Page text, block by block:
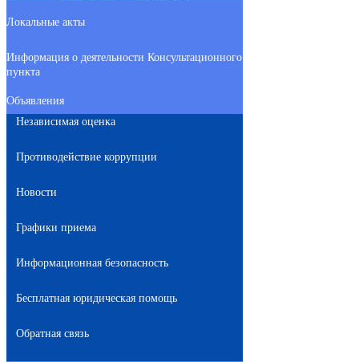
Локальные акты
Информация о деятельности Консультационного
пункта
Объявления
Независимая оценка
Противодействие коррупции
Новости
Графики приема
Информационная безопасность
Бесплатная юридическая помощь
Обратная связь